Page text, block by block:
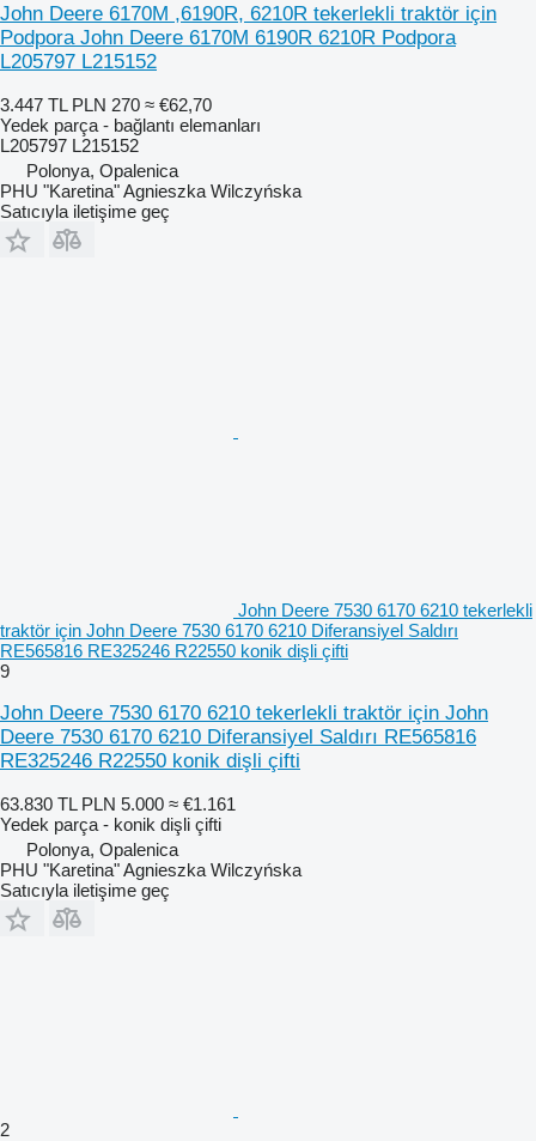
John Deere 6170M ,6190R, 6210R tekerlekli traktör için
Podpora John Deere 6170M 6190R 6210R Podpora
L205797 L215152
3.447 TL PLN 270 ≈ €62,70
Yedek parça - bağlantı elemanları
L205797 L215152
Polonya, Opalenica
PHU "Karetina" Agnieszka Wilczyńska
Satıcıyla iletişime geç
John Deere 7530 6170 6210 tekerlekli
traktör için John Deere 7530 6170 6210 Diferansiyel Saldırı
RE565816 RE325246 R22550 konik dişli çifti
9
John Deere 7530 6170 6210 tekerlekli traktör için John
Deere 7530 6170 6210 Diferansiyel Saldırı RE565816
RE325246 R22550 konik dişli çifti
63.830 TL PLN 5.000 ≈ €1.161
Yedek parça - konik dişli çifti
Polonya, Opalenica
PHU "Karetina" Agnieszka Wilczyńska
Satıcıyla iletişime geç
2